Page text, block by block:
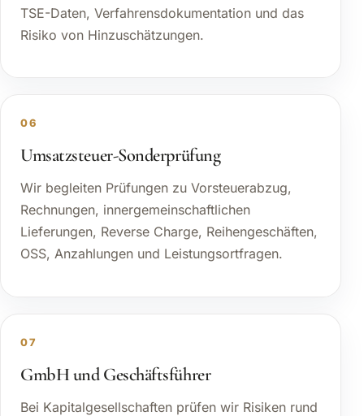
TSE-Daten, Verfahrensdokumentation und das
Risiko von Hinzuschätzungen.
06
Umsatzsteuer-Sonderprüfung
Wir begleiten Prüfungen zu Vorsteuerabzug,
Rechnungen, innergemeinschaftlichen
Lieferungen, Reverse Charge, Reihengeschäften,
OSS, Anzahlungen und Leistungsortfragen.
07
GmbH und Geschäftsführer
Bei Kapitalgesellschaften prüfen wir Risiken rund